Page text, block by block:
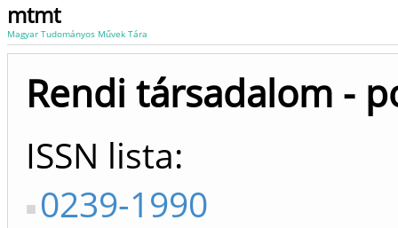
mtmt
Magyar Tudományos Művek Tára
Rendi társadalom -
ISSN lista
0239-1990